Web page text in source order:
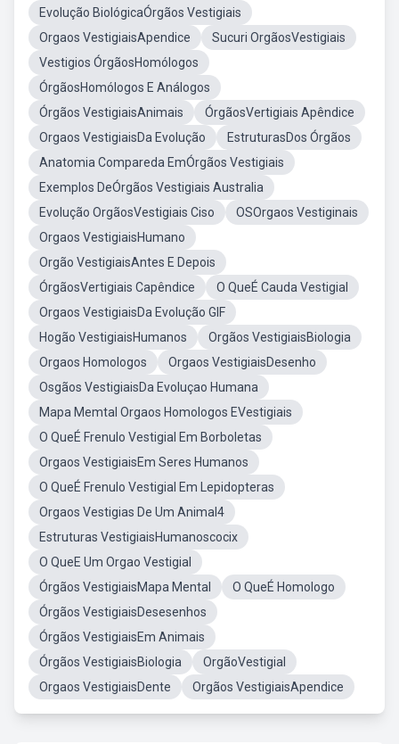
Evolução BiológicaÓrgãos Vestigiais
Orgaos VestigiaisApendice
Sucuri OrgãosVestigiais
Vestigios ÓrgãosHomólogos
ÓrgãosHomólogos E Análogos
Órgãos VestigiaisAnimais
ÓrgãosVertigiais Apêndice
Orgaos VestigiaisDa Evolução
EstruturasDos Órgãos
Anatomia Compareda EmÓrgãos Vestigiais
Exemplos DeÓrgãos Vestigiais Australia
Evolução OrgãosVestigiais Ciso
OSOrgaos Vestiginais
Orgaos VestigiaisHumano
Orgão VestigiaisAntes E Depois
ÓrgãosVertigiais Capêndice
O QueÉ Cauda Vestigial
Orgaos VestigiaisDa Evolução GIF
Hogão VestigiaisHumanos
Orgãos VestigiaisBiologia
Orgaos Homologos
Orgaos VestigiaisDesenho
Osgãos VestigiaisDa Evoluçao Humana
Mapa Memtal Orgaos Homologos EVestigiais
O QueÉ Frenulo Vestigial Em Borboletas
Orgaos VestigiaisEm Seres Humanos
O QueÉ Frenulo Vestigial Em Lepidopteras
Orgaos Vestigias De Um Animal4
Estruturas VestigiaisHumanoscocix
O QueE Um Orgao Vestigial
Órgãos VestigiaisMapa Mental
O QueÉ Homologo
Órgãos VestigiaisDesesenhos
Órgãos VestigiaisEm Animais
Órgãos VestigiaisBiologia
OrgãoVestigial
Orgaos VestigiaisDente
Orgãos VestigiaisApendice